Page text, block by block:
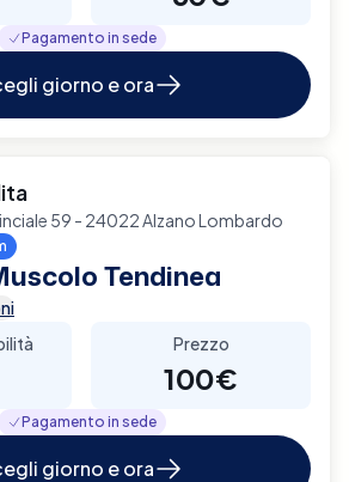
Pagamento in sede
giorno e ora
59 - 24022 Alzano Lombardo
Tendinea
Prezzo
100€
Pagamento in sede
giorno e ora